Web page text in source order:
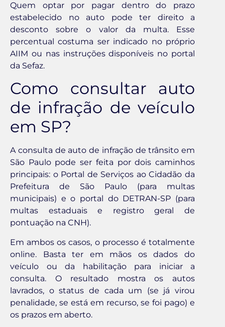
Quem optar por pagar dentro do prazo
estabelecido no auto pode ter direito a
desconto sobre o valor da multa. Esse
percentual costuma ser indicado no próprio
AIIM ou nas instruções disponíveis no portal
da Sefaz.
Como consultar auto
de infração de veículo
em SP?
A consulta de auto de infração de trânsito em
São Paulo pode ser feita por dois caminhos
principais: o Portal de Serviços ao Cidadão da
Prefeitura de São Paulo (para multas
municipais) e o portal do DETRAN-SP (para
multas estaduais e registro geral de
pontuação na CNH).
Em ambos os casos, o processo é totalmente
online. Basta ter em mãos os dados do
veículo ou da habilitação para iniciar a
consulta. O resultado mostra os autos
lavrados, o status de cada um (se já virou
penalidade, se está em recurso, se foi pago) e
os prazos em aberto.